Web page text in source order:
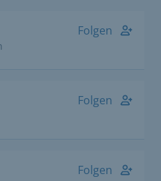
Folgen
Folgen
Folgen